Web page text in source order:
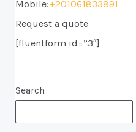
Mobile:+201061833891
Request a quote
[fluentform id=”3″]
Search